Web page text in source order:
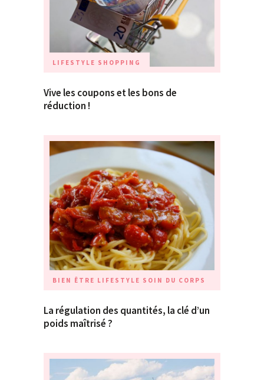
LIFESTYLE SHOPPING
Vive les coupons et les bons de
réduction !
BIEN ÊTRE LIFESTYLE SOIN DU CORPS
La régulation des quantités, la clé d’un
poids maîtrisé ?